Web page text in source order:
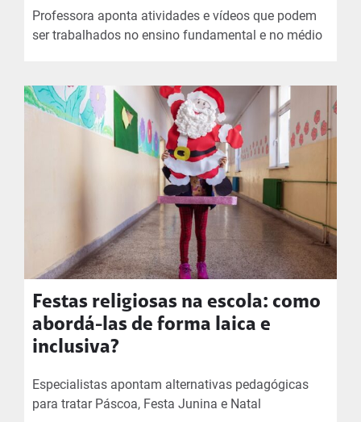
Professora aponta atividades e vídeos que podem
ser trabalhados no ensino fundamental e no médio
Festas religiosas na escola: como
abordá-las de forma laica e
inclusiva?
Especialistas apontam alternativas pedagógicas
para tratar Páscoa, Festa Junina e Natal